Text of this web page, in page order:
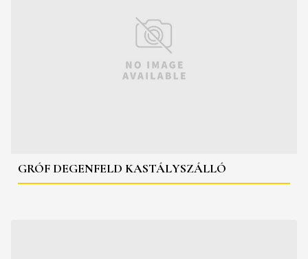
GRÓF DEGENFELD KASTÁLYSZÁLLÓ